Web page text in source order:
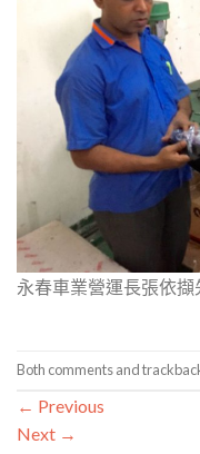
永春車業營運長張依
Both comments and
← Previous
Next →